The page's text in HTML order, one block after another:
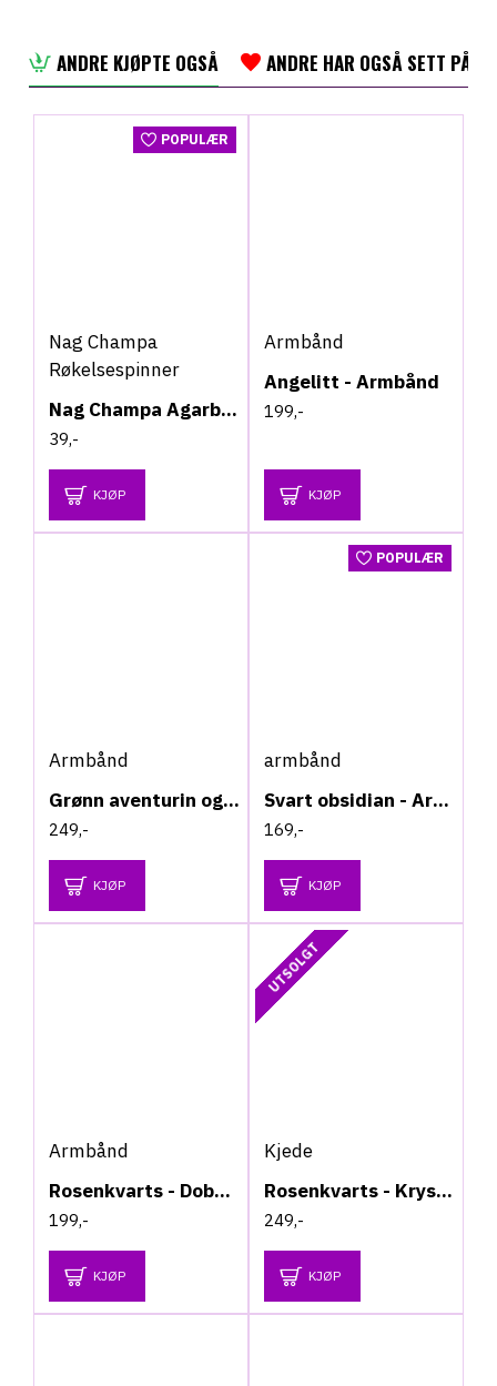
ANDRE KJØPTE OGSÅ ANDRE HAR OGSÅ SETT PÅ
POPULÆR
Nag Champa
Røkelsespinner
Nag Champa Agarbatti - Røkelsespinner
39,-
KJØP
Armbånd
Angelitt - Armbånd
199,-
KJØP
Armbånd
Grønn aventurin og bergkrystall - chip armbånd
249,-
KJØP
POPULÆR
armbånd
Svart obsidian - Armbånd
169,-
KJØP
Armbånd
Rosenkvarts - Dobbelrad - Armbånd
199,-
KJØP
UTSOLGT
Kjede
Rosenkvarts - Krystall chip kjede
249,-
KJØP